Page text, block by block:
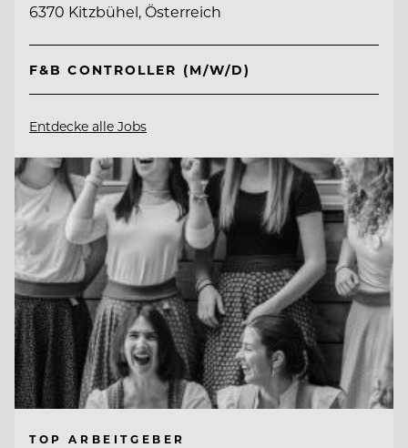
6370 Kitzbühel, Österreich
F&B CONTROLLER (M/W/D)
Entdecke alle Jobs
TOP ARBEITGEBER